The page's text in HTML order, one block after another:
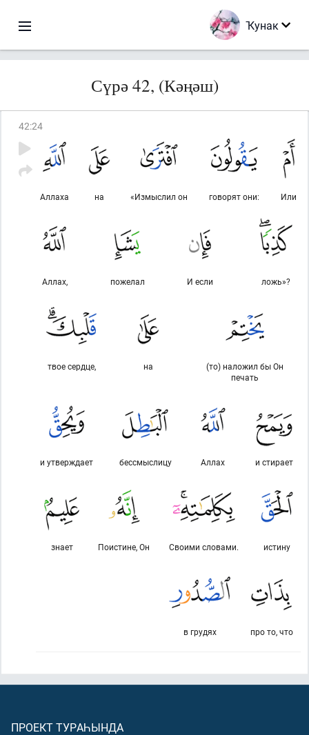
Ҡунак
Сүрә 42, (Кәңәш)
42:24
Или
говорят они:
«Измыслил он
на
Аллаха
ложь»?
И если
пожелал
Аллах,
(то) наложил бы Он
печать
на
твое сердце,
и стирает
Аллах
бессмыслицу
и утверждает
истину
Своими словами.
Поистине, Он
знает
про то, что
в грудях
ПРОЕКТ ТУРАҺЫНДА